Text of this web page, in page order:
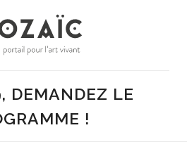
DEMANDEZ LE
!